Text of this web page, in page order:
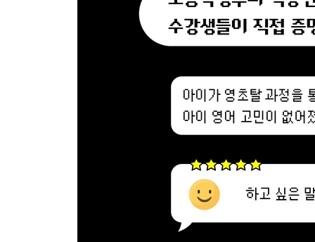
15. Why are you ~? 너는 왜 ~하고 있어?, 너는 왜
16. Why don’t we ~? ~하는 게 어때?
17. Why can’t you ~? 왜 ~하지 못해?
19. How is ~? ~은 어때?
20. How do I ~? ~하려면 어떻게 해야 해?, 어떻게
21. How much ~? 얼마나 ~해?
23. How long have you ~? ~한 지는 얼마나 됐어?
24. How often do you ~? 얼마나 자주 ~해?
25. Do you know ~? ~을 알아?
26. Do you have ~? ~ 있어?
27. Do you think ~? ~라고 생각해?